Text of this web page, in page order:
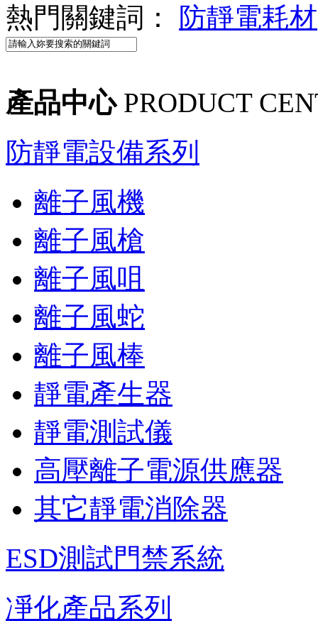
熱門關鍵詞： 防靜電耗材
產品中心 PRODUCT
防靜電設備系列
離子風機
離子風槍
離子風咀
離子風蛇
離子風棒
靜電產生器
靜電測試儀
高壓離子電源供應器
其它靜電消除器
ESD測試門禁系統
凈化產品系列